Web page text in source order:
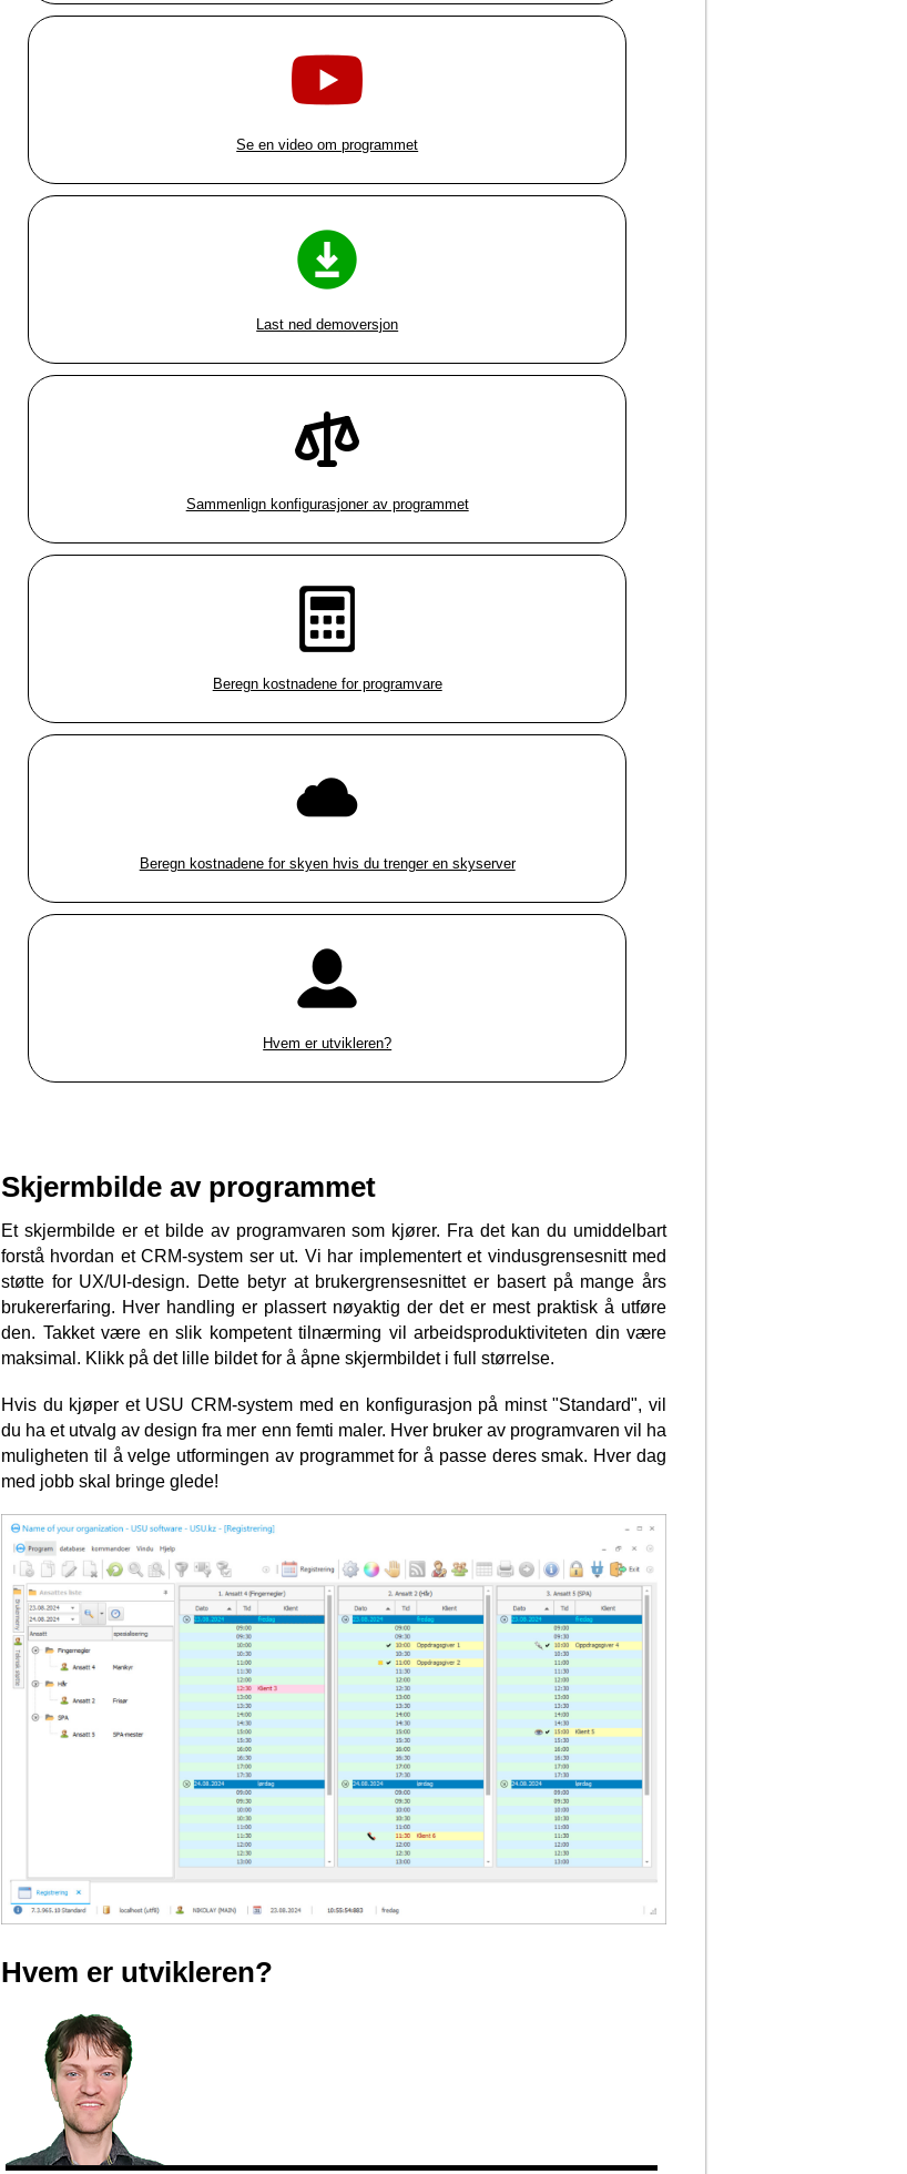
Se en video om programmet
Last ned demoversjon
Sammenlign konfigurasjoner av programmet
Beregn kostnadene for programvare
Beregn kostnadene for skyen hvis du trenger en skyserver
Hvem er utvikleren?
Skjermbilde av programmet
Et skjermbilde er et bilde av programvaren som kjører. Fra det kan du umiddelbart
forstå hvordan et CRM-system ser ut. Vi har implementert et vindusgrensesnitt med
støtte for UX/UI-design. Dette betyr at brukergrensesnittet er basert på mange års
brukererfaring. Hver handling er plassert nøyaktig der det er mest praktisk å utføre
den. Takket være en slik kompetent tilnærming vil arbeidsproduktiviteten din være
maksimal. Klikk på det lille bildet for å åpne skjermbildet i full størrelse.
Hvis du kjøper et USU CRM-system med en konfigurasjon på minst "Standard", vil
du ha et utvalg av design fra mer enn femti maler. Hver bruker av programvaren vil ha
muligheten til å velge utformingen av programmet for å passe deres smak. Hver dag
med jobb skal bringe glede!
Hvem er utvikleren?